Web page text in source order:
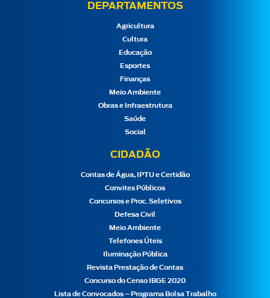
DEPARTAMENTOS
Agricultura
Cultura
Educação
Esportes
Finanças
Meio Ambiente
Obras e Infraestrutura
Saúde
Social
CIDADÃO
Contas de Água, IPTU e Certidão
Convites Públicos
Concursos e Proc. Seletivos
Defesa Civil
Meio Ambiente
Telefones Úteis
Iluminação Pública
Revista Prestação de Contas
Concurso do Censo IBGE 2020
Lista de Convocados – Programa Bolsa Trabalho